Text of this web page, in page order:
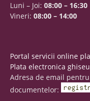
Luni – Joi: 08:00 – 16:30
Vineri: 08:00 – 14:00
Portal servicii online
Plata electronica
Adresa de email
documentelor: